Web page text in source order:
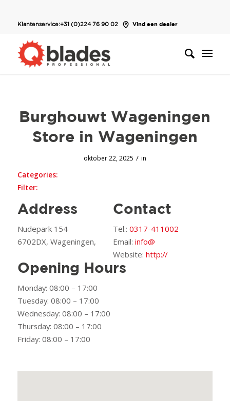
Klantenservice:+31 (0)224 76 90 02 Vind een dealer
Burghouwt Wageningen
Store in Wageningen
oktober 22, 2025 / in
Categories:
Filter:
Address
Nudepark 154
6702DX, Wageningen,
Contact
Tel.:0317-411002
Email:info@
Website:http://
Opening Hours
Monday: 08:00 – 17:00
Tuesday: 08:00 – 17:00
Wednesday: 08:00 – 17:00
Thursday: 08:00 – 17:00
Friday: 08:00 – 17:00